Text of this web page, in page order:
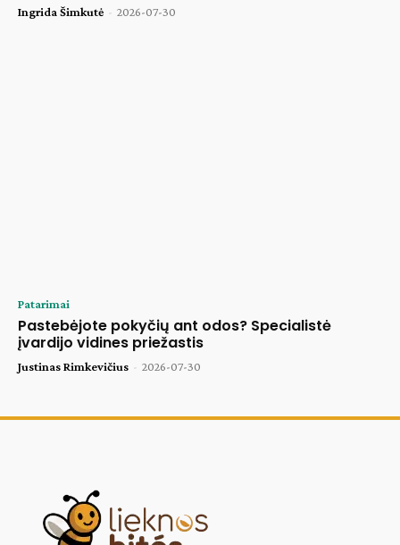
Ingrida Šimkutė - 2026-07-30
Patarimai
Pastebėjote pokyčių ant odos? Specialistė
įvardijo vidines priežastis
Justinas Rimkevičius - 2026-07-30